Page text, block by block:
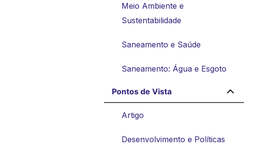
Meio Ambiente e
Sustentabilidade
Saneamento e Saúde
Saneamento: Água e Esgoto
Pontos de Vista
Artigo
Desenvolvimento e Políticas